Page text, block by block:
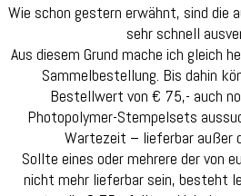
Wie schon gestern erwähnt, sind die
sehr schnell
Aus diesem Grund mache ich gleich
Sammelbestellung. Bis dahin
Bestellwert von € 75,- auch
Photopolymer-Stempelsets
Wartezeit – lieferbar außer
Sollte eines oder mehrere der von
nicht mehr lieferbar sein, besteht